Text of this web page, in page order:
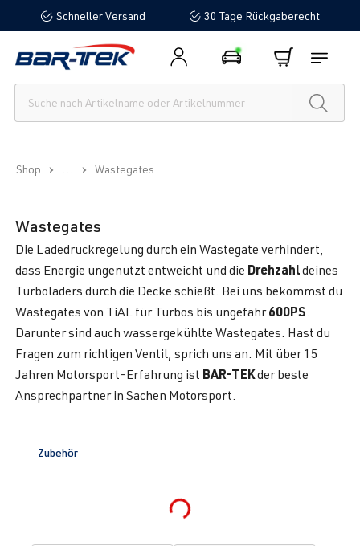
springenSchneller Versand 30 Tage Rückgaberecht
Shop ... Wastegates
Wastegates
Die Ladedruckregelung durch ein Wastegate verhindert,
dass Energie ungenutzt entweicht und die Drehzahldeines
Turboladers durch die Decke schießt. Bei uns bekommst du
Wastegates von TiAL für Turbos bis ungefähr600PS.
Darunter sind auch wassergekühlte Wastegates. Hast du
Fragen zum richtigen Ventil, sprich uns an. Mit über 15
Jahren Motorsport-Erfahrung ist BAR-TEKder beste
Ansprechpartner in Sachen Motorsport.
Zubehör
Loading...